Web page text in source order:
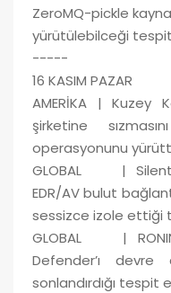
ZeroMQ-pickle
yürütülebilceği
-----
16 KASIM PAZAR
AMERİKA | Kuzey
şirketine
operasyonunu
GLOBAL |
EDR/AV bulut
sessizce izole ettiği
GLOBAL |
Defender’ı devre
sonlandırdığı tespit